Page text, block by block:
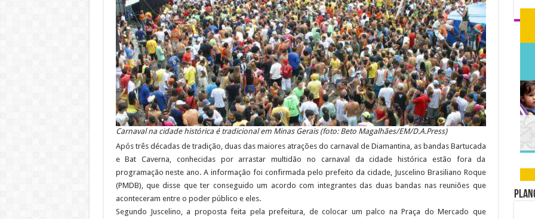
Carnaval na cidade histórica é tradicional em Minas Gerais (foto: Beto Magalhães/EM/D.A.Press)
Após três décadas de tradição, duas das maiores atrações do carnaval de Diamantina, as bandas Bartucada
e Bat Caverna, conhecidas por arrastar multidão no carnaval da cidade histórica estão fora da
programação neste ano. A informação foi confirmada pelo prefeito da cidade, Juscelino Brasiliano Roque
(PMDB), que disse que ter conseguido um acordo com integrantes das duas bandas nas reuniões que
aconteceram entre o poder público e eles.
Segundo Juscelino, a proposta feita pela prefeitura, de colocar um palco na Praça do Mercado que